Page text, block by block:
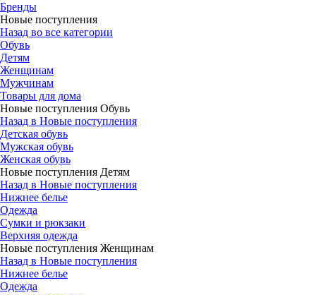
Бренды
Новые поступления
Назад во все категории
Обувь
Детям
Женщинам
Мужчинам
Товары для дома
Новые поступления Обувь
Назад в Новые поступления
Детская обувь
Мужская обувь
Женская обувь
Новые поступления Детям
Назад в Новые поступления
Нижнее белье
Одежда
Сумки и рюкзаки
Верхняя одежда
Новые поступления Женщинам
Назад в Новые поступления
Нижнее белье
Одежда